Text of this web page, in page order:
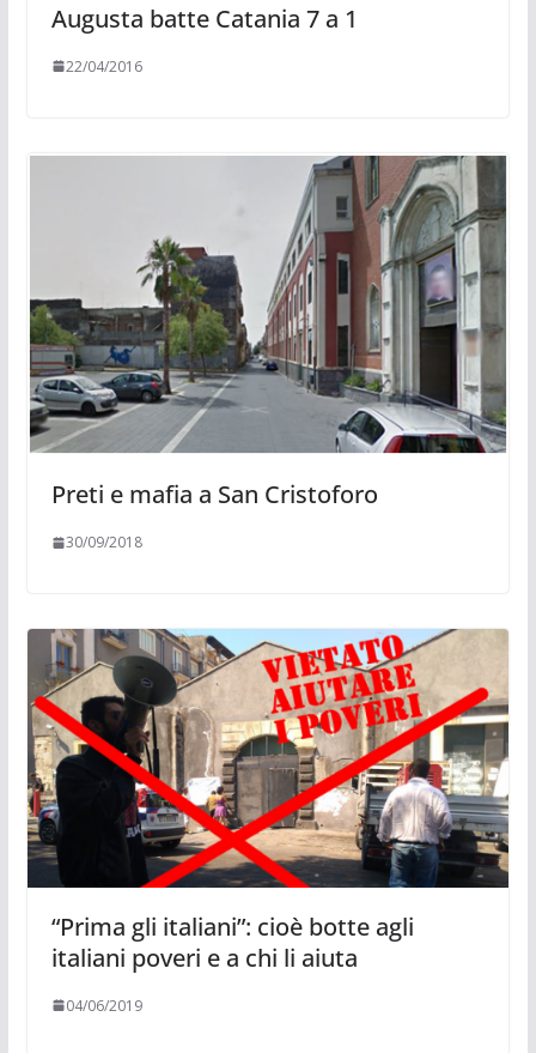
Augusta batte Catania 7 a 1
22/04/2016
Preti e mafia a San Cristoforo
30/09/2018
“Prima gli italiani”: cioè botte agli
italiani poveri e a chi li aiuta
04/06/2019